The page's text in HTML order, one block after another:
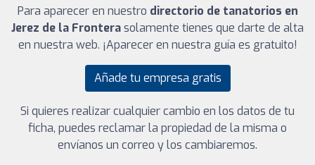
Para aparecer en nuestro directorio de tanatorios en
Jerez de la Fronterasolamente tienes que darte de alta
en nuestra web. ¡Aparecer en nuestra guía es gratuito!
Añade tu empresa gratis
Si quieres realizar cualquier cambio en los datos de tu
ficha, puedes reclamar la propiedad de la misma o
envíanos un correo y los cambiaremos.